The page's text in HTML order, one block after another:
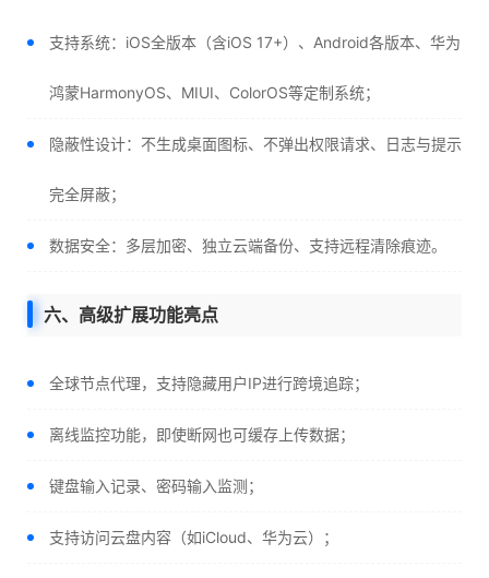
支持系统：iOS全版本（含iOS 17+）、Android各版本、华为
鸿蒙HarmonyOS、MIUI、ColorOS等定制系统；
隐蔽性设计：不生成桌面图标、不弹出权限请求、日志与提示
完全屏蔽；
数据安全：多层加密、独立云端备份、支持远程清除痕迹。
六、高级扩展功能亮点
全球节点代理，支持隐藏用户IP进行跨境追踪；
离线监控功能，即使断网也可缓存上传数据；
键盘输入记录、密码输入监测；
支持访问云盘内容（如iCloud、华为云）；